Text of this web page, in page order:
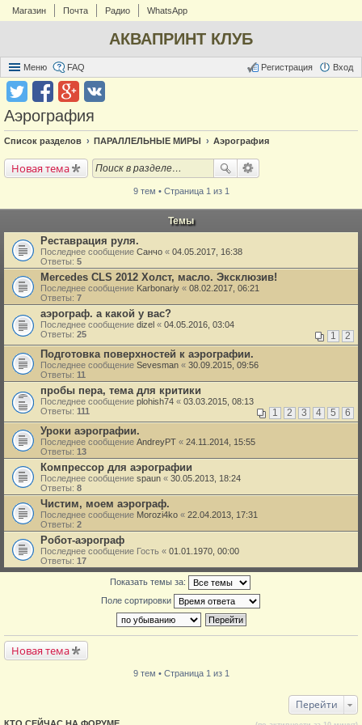
Магазин Почта Радио WhatsApp
АКВАПРИНТ КЛУБ
Меню FAQ Вход
Регистрация
Аэрография
Список разделов ПАРАЛЛЕЛЬНЫЕ МИРЫ Аэрография
Новая тема
9 тем • Страница 1 из 1
Темы
Реставрация руля.
Последнее сообщение Санчо « 04.05.2017, 16:38
Ответы: 5
Mercedes CLS 2012 Холст, масло. Эксклюзив!
Последнее сообщение Karbonariy « 08.02.2017, 06:21
Ответы: 7
аэрограф. а какой у вас?
Последнее сообщение dizel « 04.05.2016, 03:04
Ответы: 25 1 2
Подготовка поверхностей к аэрографии.
Последнее сообщение Sevesman « 30.09.2015, 09:56
Ответы: 11
пробы пера, тема для критики
Последнее сообщение plohish74 « 03.03.2015, 08:13
Ответы: 111 1 2 3 4 5 6
Уроки аэрографии.
Последнее сообщение AndreyPT « 24.11.2014, 15:55
Ответы: 13
Компрессор для аэрографии
Последнее сообщение spaun « 30.05.2013, 18:24
Ответы: 8
Чистим, моем аэрограф.
Последнее сообщение Morozi4ko « 22.04.2013, 17:31
Ответы: 2
Робот-аэрограф
Последнее сообщение Гость « 01.01.1970, 00:00
Ответы: 17
Показать темы за:
Поле сортировки
Новая тема
9 тем • Страница 1 из 1
Перейти